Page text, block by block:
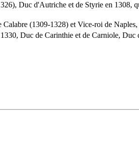
Duc d'Autriche et de Styrie en 1308,
(1309-1328) et Vice-roi de Naples,
Duc de Carinthie et de Carniole,